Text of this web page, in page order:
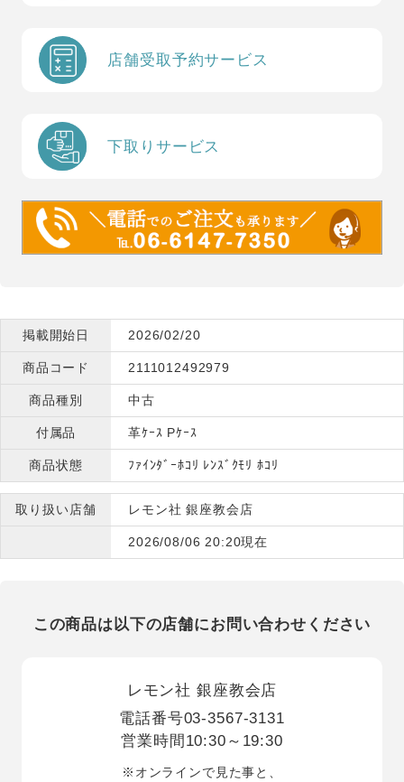
店舗受取予約サービス
下取りサービス
掲載開始日 2026/02/20
商品コード 2111012492979
商品種別 中古
付属品 革ｹｰｽ Pｹｰｽ
商品状態 ﾌｧｲﾝﾀﾞｰﾎｺﾘ ﾚﾝｽﾞｸﾓﾘ ﾎｺﾘ
取り扱い店舗 レモン社 銀座教会店
2026/08/06 20:20現在
この商品は以下の店舗にお問い合わせください
レモン社 銀座教会店
電話番号03-3567-3131
営業時間 10:30～19:30
※オンラインで見た事と、